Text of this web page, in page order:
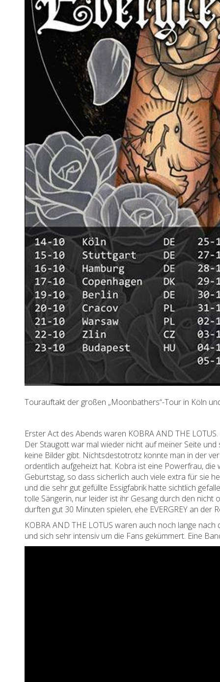
Tourauftakt der großen „Moonbathers“-Tour in Köln
Erster Act des Abends waren KOBRA AND THE
Der Staugott war mal wieder nicht auf meiner Seite
keine Bilder gibt. Nichtsdestotrotz konnte man in der
ordentlich aufgeheizt hat. Kobra ist eine Powerfrau, die
Geburtstag, so dass sicherlich auch viele extra für sie
und die sehr gut gefüllte Essigfabrik hatte sichtlich
tolle Sängerin, nur leider ist ihr Gesang durch den nicht
durften gut 30 Minuten spielen, ehe EVERGREY an der
KOBRA AND THE LOTUS waren auch noch lange
und sich sehr intensiv um die Fans gekümmert. Eine